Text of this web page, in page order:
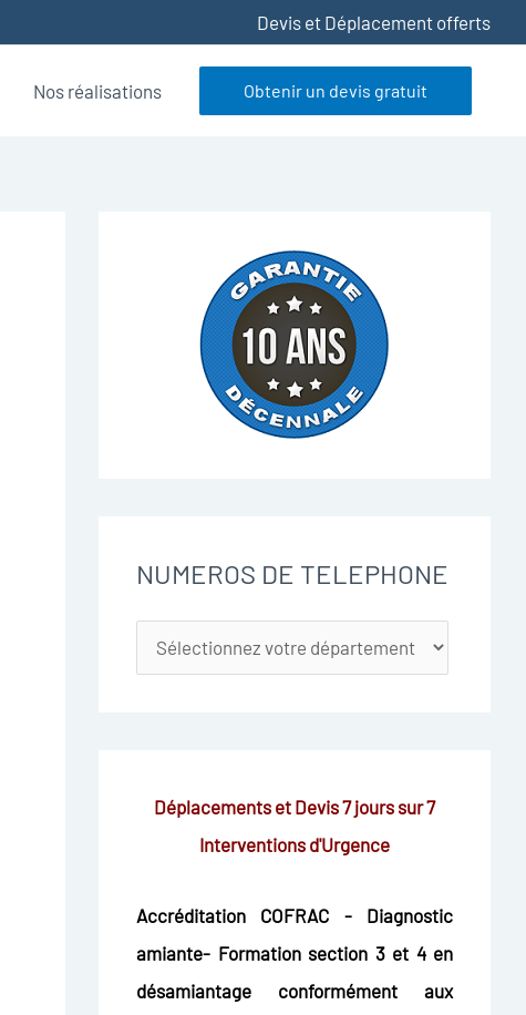
Devis et Déplacement offerts
Nos réalisations Obtenir un devis gratuit
NUMEROS DE TELEPHONE
Déplacements et Devis 7 jours sur 7
Interventions d'Urgence
Accréditation COFRAC - Diagnostic
amiante- Formation section 3 et 4 en
désamiantage conformément aux